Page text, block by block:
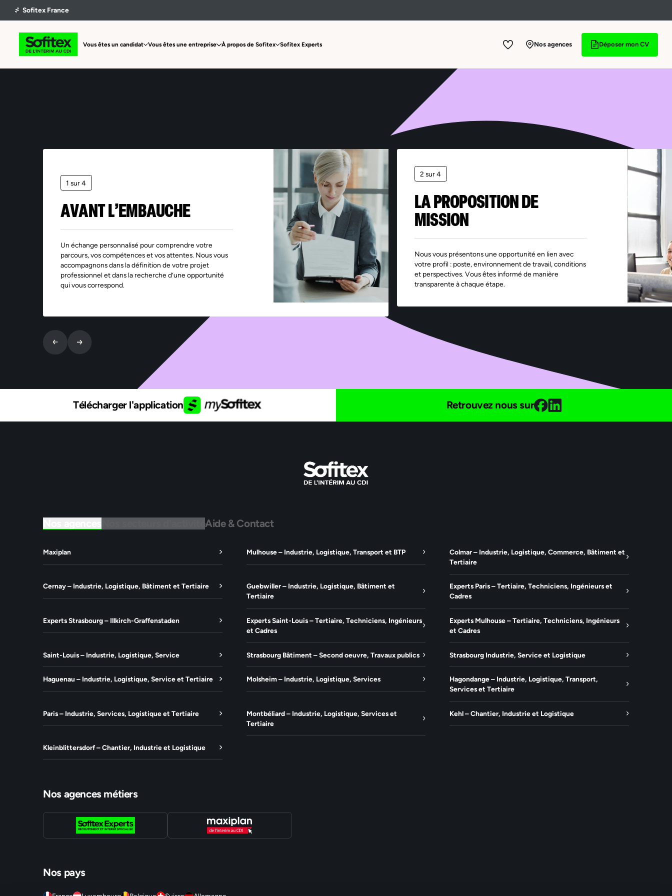
Vous êtes un candidat Vous êtes une entreprise À propos de Sofitex Sofitex Experts Nos agences Déposer mon CV
Offre non trouvée
1 sur 4
AVANT L’EMBAUCHE
Un échange personnalisé pour comprendre votre
parcours, vos compétences et vos attentes. Nous vous
accompagnons dans la définition de votre projet
professionnel et dans la recherche d’une opportunité
qui vous correspond.
2 sur 4
LA PROPOSITION DE
MISSION
Nous vous présentons une opportunité en lien avec
votre profil : poste, environnement de travail, conditions
et perspectives. Vous êtes informé de manière
transparente à chaque étape.
Télécharger l'application Retrouvez nous sur
Nos secteurs d'activitéAide & Contact
Maxiplan Mulhouse – Industrie, Logistique, Transport et BTP
Colmar – Industrie, Logistique, Commerce, Bâtiment et
Tertiaire
Cernay – Industrie, Logistique, Bâtiment et Tertiaire
Guebwiller – Industrie, Logistique, Bâtiment et
Tertiaire
Experts Paris – Tertiaire, Techniciens, Ingénieurs et
Cadres
Experts Strasbourg – Illkirch-Graffenstaden
Experts Saint-Louis – Tertiaire, Techniciens, Ingénieurs
et Cadres
Experts Mulhouse – Tertiaire, Techniciens, Ingénieurs
et Cadres
Saint-Louis – Industrie, Logistique, Service Strasbourg Bâtiment – Second oeuvre, Travaux publics Strasbourg Industrie, Service et Logistique
Haguenau – Industrie, Logistique, Service et Tertiaire Molsheim – Industrie, Logistique, Services
Hagondange – Industrie, Logistique, Transport,
Services et Tertiaire
Paris – Industrie, Services, Logistique et Tertiaire
Montbéliard – Industrie, Logistique, Services et
Tertiaire
Kehl – Chantier, Industrie et Logistique
Kleinblittersdorf – Chantier, Industrie et Logistique
Nos agences métiers
Nos pays